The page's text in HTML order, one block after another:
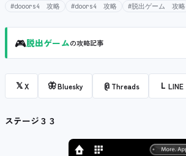
#dooors4 攻略 #doors4 攻略 #脱出ゲーム 攻略
🎮脱出ゲームの攻略記事
𝕏X 🦋Bluesky @ Threads L LINE
ステージ３３